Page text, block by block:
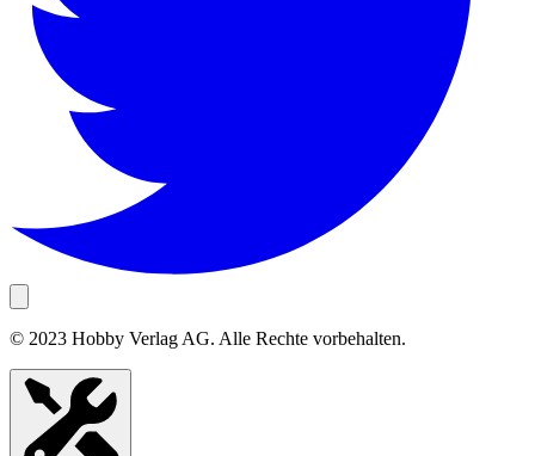
© 2023 Hobby Verlag AG. Alle Rechte vorbehalten.